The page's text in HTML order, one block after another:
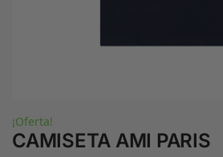
¡Oferta!
CAMISETA AMI PARIS